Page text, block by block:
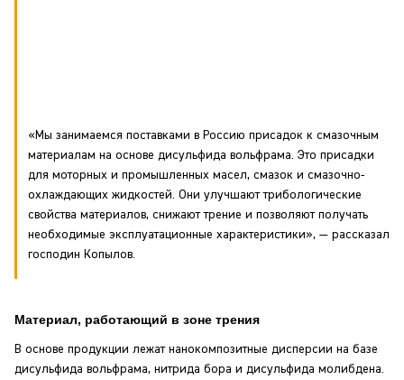
«Мы занимаемся поставками в Россию присадок к смазочным
материалам на основе дисульфида вольфрама. Это присадки
для моторных и промышленных масел, смазок и смазочно-
охлаждающих жидкостей. Они улучшают трибологические
свойства материалов, снижают трение и позволяют получать
необходимые эксплуатационные характеристики», — рассказал
господин Копылов.
Материал, работающий в зоне трения
В основе продукции лежат нанокомпозитные дисперсии на базе
дисульфида вольфрама, нитрида бора и дисульфида молибдена.